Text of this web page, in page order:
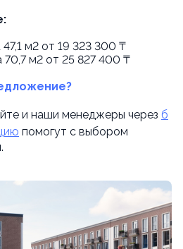
м2 от 19 323 300 ₸
м2 от 25 827 400 ₸
и наши менеджеры через б
помогут с выбором